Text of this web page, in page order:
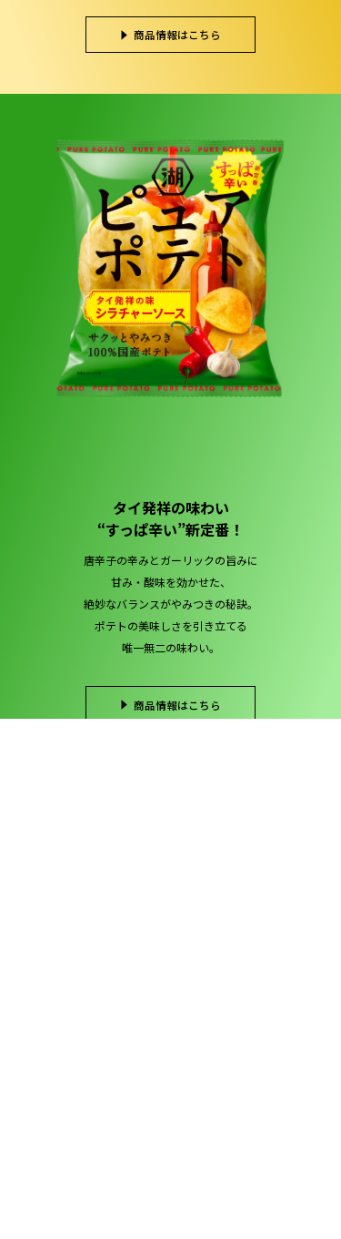
商品情報はこちら
タイ発祥の味わい
“すっぱ辛い”新定番！
唐辛子の辛みとガーリックの旨みに
甘み・酸味を効かせた、
絶妙なバランスがやみつきの秘訣。
ポテトの美味しさを引き立てる
唯一無二の味わい。
商品情報はこちら